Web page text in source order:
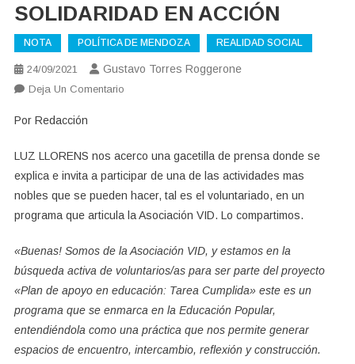
SOLIDARIDAD EN ACCIÓN
NOTA POLÍTICA DE MENDOZA REALIDAD SOCIAL
24/09/2021 Gustavo Torres Roggerone
Deja Un ComentarioEn
Por Redacción
LUZ LLORENS nos acerco una gacetilla de prensa donde se
explica e invita a participar de una de las actividades mas
nobles que se pueden hacer, tal es el voluntariado, en un
programa que articula la Asociación VID. Lo compartimos.
«Buenas! Somos de la Asociación VID, y estamos en la
búsqueda activa de voluntarios/as para ser parte del proyecto
«Plan de apoyo en educación: Tarea Cumplida» este es un
programa que se enmarca en la Educación Popular,
entendiéndola como una práctica que nos permite generar
espacios de encuentro, intercambio, reflexión y construcción.